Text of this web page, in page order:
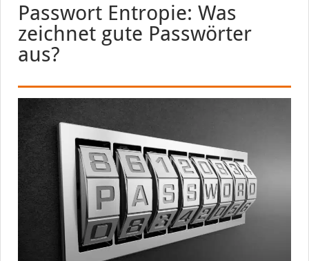
Passwort Entropie: Was
zeichnet gute Passwörter
aus?